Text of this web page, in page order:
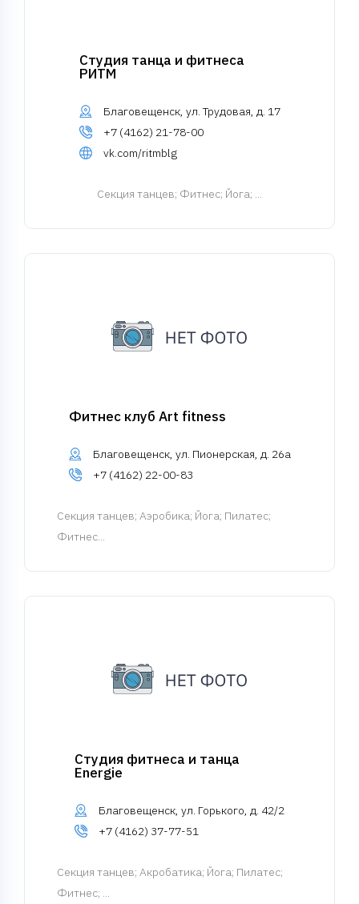
Студия танца и фитнеса
РИТМ
Благовещенск, ул. Трудовая, д. 17
+7 (4162) 21-78-00
vk.com/ritmblg
Cекция танцев; Фитнес; Йога; ...
Фитнес клуб Art fitness
Благовещенск, ул. Пионерская, д. 26а
+7 (4162) 22-00-83
Cекция танцев; Аэробика; Йога; Пилатес;
Фитнес...
Студия фитнеса и танца
Energie
Благовещенск, ул. Горького, д. 42/2
+7 (4162) 37-77-51
Cекция танцев; Акробатика; Йога; Пилатес;
Фитнес; ...